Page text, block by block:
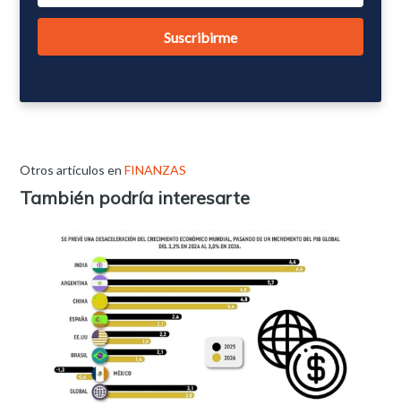
Otros artículos enFINANZAS
También podría interesarte